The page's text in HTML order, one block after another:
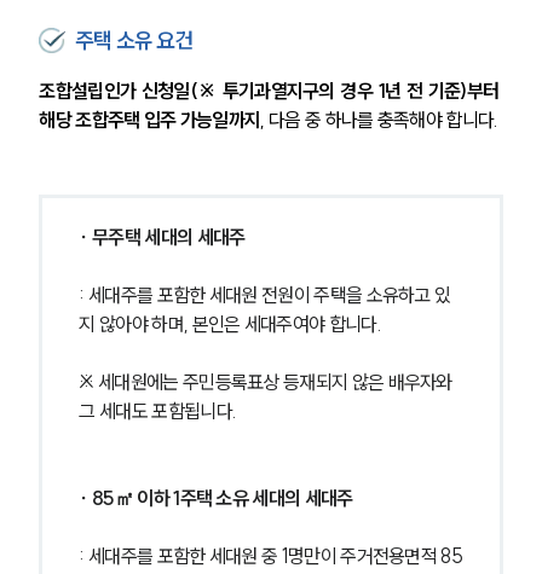
주택 소유 요건
조합설립인가 신청일(※ 투기과열지구의 경우 1년 전 기준)부터
해당 조합주택 입주 가능일까지 , 다음 중 하나를 충족해야 합니다.
∙ 무주택 세대의 세대주
: 세대주를 포함한 세대원 전원이 주택을 소유하고 있
지 않아야 하며, 본인은 세대주여야 합니다.
※ 세대원에는 주민등록표상 등재되지 않은 배우자와
그 세대도 포함됩니다.
∙ 85㎡ 이하 1주택 소유 세대의 세대주
: 세대주를 포함한 세대원 중 1명만이 주거전용면적 85